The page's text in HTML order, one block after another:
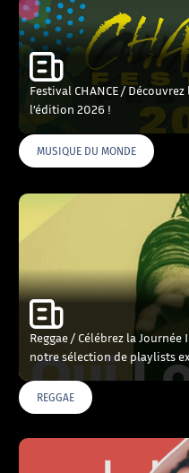
Festival CHANCE /
l’édition 2026 !
MUSIQUE DU MONDE
Reggae / Célébrez la
notre sélection de playlists
REGGAE